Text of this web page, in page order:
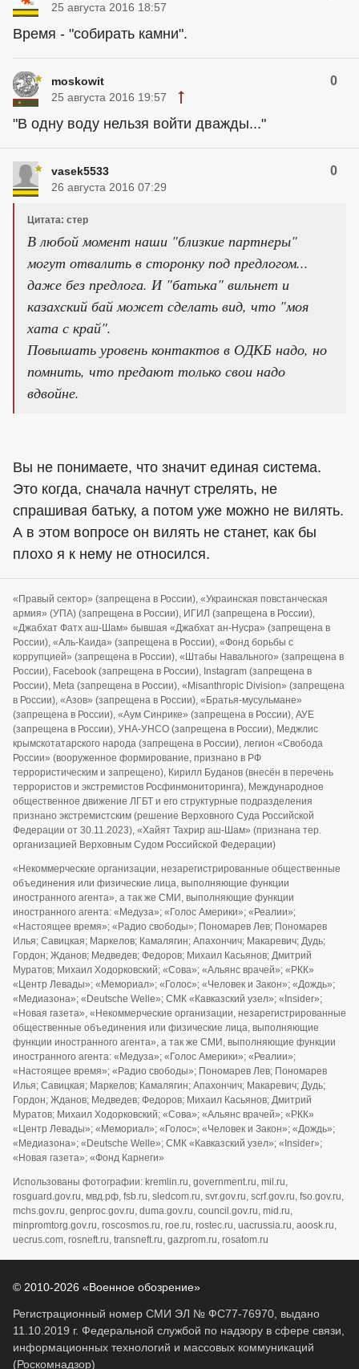
25 августа 2016 18:57
Время - "собирать камни".
moskowit 0
25 августа 2016 19:57
"В одну воду нельзя войти дважды..."
vasek5533 0
26 августа 2016 07:29
Цитата: стер
В любой момент наши "близкие партнеры"
могут отвалить в сторонку под предлогом...
даже без предлога. И "батька" вильнет и
казахский бай может сделать вид, что "моя
хата с край".
Повышать уровень контактов в ОДКБ надо, но
помнить, что предают только свои надо
вдвойне.
Вы не понимаете, что значит единая система.
Это когда, сначала начнут стрелять, не
спрашивая батьку, а потом уже можно не вилять.
А в этом вопросе он вилять не станет, как бы
плохо я к нему не относился.
«Правый сектор» (запрещена в России), «Украинская повстанческая
армия» (УПА) (запрещена в России), ИГИЛ (запрещена в России),
«Джабхат Фатх аш-Шам» бывшая «Джабхат ан-Нусра» (запрещена в
России), «Аль-Каида» (запрещена в России), «Фонд борьбы с
коррупцией» (запрещена в России), «Штабы Навального» (запрещена в
России), Facebook (запрещена в России), Instagram (запрещена в
России), Meta (запрещена в России), «Misanthropic Division» (запрещена
в России), «Азов» (запрещена в России), «Братья-мусульмане»
(запрещена в России), «Аум Синрике» (запрещена в России), АУЕ
(запрещена в России), УНА-УНСО (запрещена в России), Меджлис
крымскотатарского народа (запрещена в России), легион «Свобода
России» (вооруженное формирование, признано в РФ
террористическим и запрещено), Кирилл Буданов (внесён в перечень
террористов и экстремистов Росфинмониторинга), Международное
общественное движение ЛГБТ и его структурные подразделения
признано экстремистским (решение Верховного Суда Российской
Федерации от 30.11.2023), «Хайят Тахрир аш-Шам» (признана тер.
организацией Верховным Судом Российской Федерации)
«Некоммерческие организации, незарегистрированные общественные
объединения или физические лица, выполняющие функции
иностранного агента», а так же СМИ, выполняющие функции
иностранного агента: «Медуза»; «Голос Америки»; «Реалии»;
«Настоящее время»; «Радио свободы»; Пономарев Лев; Пономарев
Илья; Савицкая; Маркелов; Камалягин; Апахончич; Макаревич; Дудь;
Гордон; Жданов; Медведев; Федоров; Михаил Касьянов; Дмитрий
Муратов; Михаил Ходорковский; «Сова»; «Альянс врачей»; «РКК»
«Центр Левады»; «Мемориал»; «Голос»; «Человек и Закон»; «Дождь»;
«Медиазона»; «Deutsche Welle»; СМК «Кавказский узел»; «Insider»;
«Новая газета», «Некоммерческие организации, незарегистрированные
общественные объединения или физические лица, выполняющие
функции иностранного агента», а так же СМИ, выполняющие функции
иностранного агента: «Медуза»; «Голос Америки»; «Реалии»;
«Настоящее время»; «Радио свободы»; Пономарев Лев; Пономарев
Илья; Савицкая; Маркелов; Камалягин; Апахончич; Макаревич; Дудь;
Гордон; Жданов; Медведев; Федоров; Михаил Касьянов; Дмитрий
Муратов; Михаил Ходорковский; «Сова»; «Альянс врачей»; «РКК»
«Центр Левады»; «Мемориал»; «Голос»; «Человек и Закон»; «Дождь»;
«Медиазона»; «Deutsche Welle»; СМК «Кавказский узел»; «Insider»;
«Новая газета»; «Фонд Карнеги»
Использованы фотографии: kremlin.ru, government.ru, mil.ru,
rosguard.gov.ru, мвд.рф, fsb.ru, sledcom.ru, svr.gov.ru, scrf.gov.ru, fso.gov.ru,
mchs.gov.ru, genproc.gov.ru, duma.gov.ru, council.gov.ru, mid.ru,
minpromtorg.gov.ru, roscosmos.ru, roe.ru, rostec.ru, uacrussia.ru, aoosk.ru,
uecrus.com, rosneft.ru, transneft.ru, gazprom.ru, rosatom.ru
© 2010-2026 «Военное обозрение»
Регистрационный номер СМИ ЭЛ № ФС77-76970, выдано
11.10.2019 г. Федеральной службой по надзору в сфере связи,
информационных технологий и массовых коммуникаций
(Роскомнадзор)